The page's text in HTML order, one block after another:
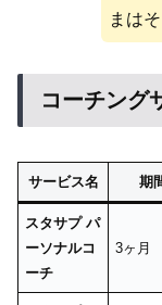
まは
コーチング
サービス名 期
スタサプ パ
ーソナルコ
ーチ
3ヶ月